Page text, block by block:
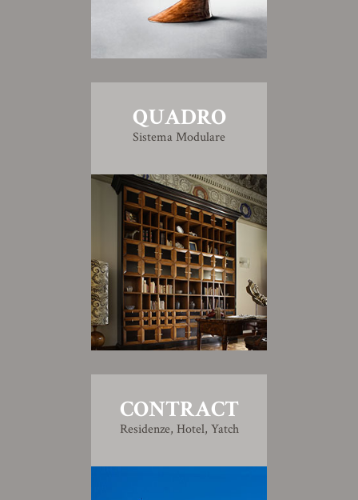
QUADRO
Sistema Modulare
CONTRACT
Residenze, Hotel, Yatch